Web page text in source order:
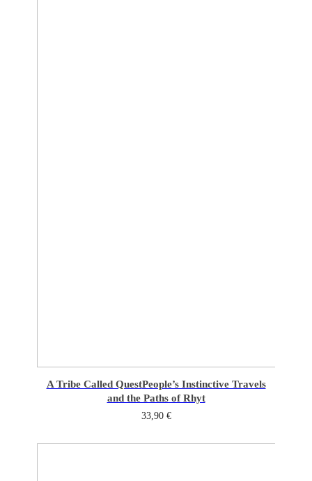
A Tribe Called QuestPeople’s Instinctive Travels
and the Paths of Rhyt
33,90 €